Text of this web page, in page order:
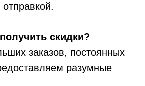
скидки?
заказов, постоянных
разумные